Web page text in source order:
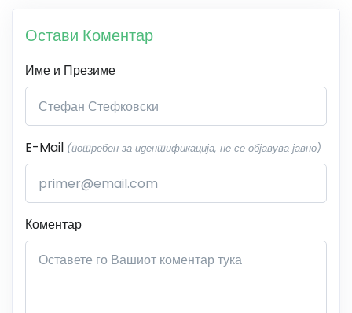
Остави Коментар
Име и Презиме
E-Mail (потребен за идентификација, не се објавува јавно)
Коментар